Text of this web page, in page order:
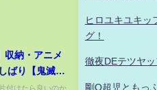
収納・アニメ
ばり【鬼滅の
付けたら良いのか
ヒロユキユキッ
グ！
徹夜DEテツヤ
剛Q超児ともっ